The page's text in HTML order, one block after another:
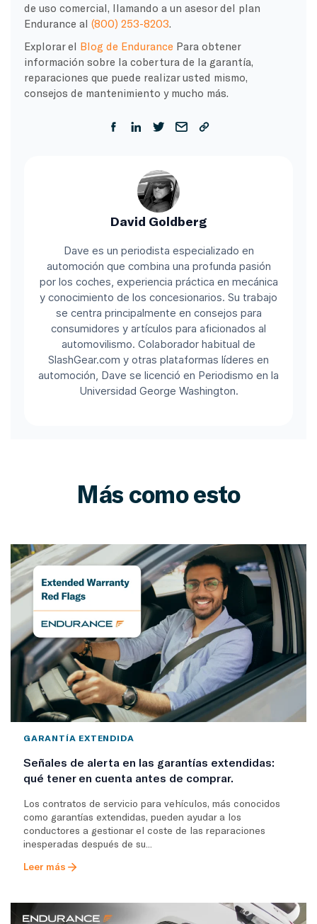
de uso comercial, llamando a un asesor del plan
Endurance al (800) 253-8203.
Explorar el Blog de Endurance Para obtener
información sobre la cobertura de la garantía,
reparaciones que puede realizar usted mismo,
consejos de mantenimiento y mucho más.
David Goldberg
Dave es un periodista especializado en
automoción que combina una profunda pasión
por los coches, experiencia práctica en mecánica
y conocimiento de los concesionarios. Su trabajo
se centra principalmente en consejos para
consumidores y artículos para aficionados al
automovilismo. Colaborador habitual de
SlashGear.com y otras plataformas líderes en
automoción, Dave se licenció en Periodismo en la
Universidad George Washington.
Más como esto
GARANTÍA EXTENDIDA
Señales de alerta en las garantías extendidas:
qué tener en cuenta antes de comprar.
Los contratos de servicio para vehículos, más conocidos
como garantías extendidas, pueden ayudar a los
conductores a gestionar el coste de las reparaciones
inesperadas después de su...
Leer más